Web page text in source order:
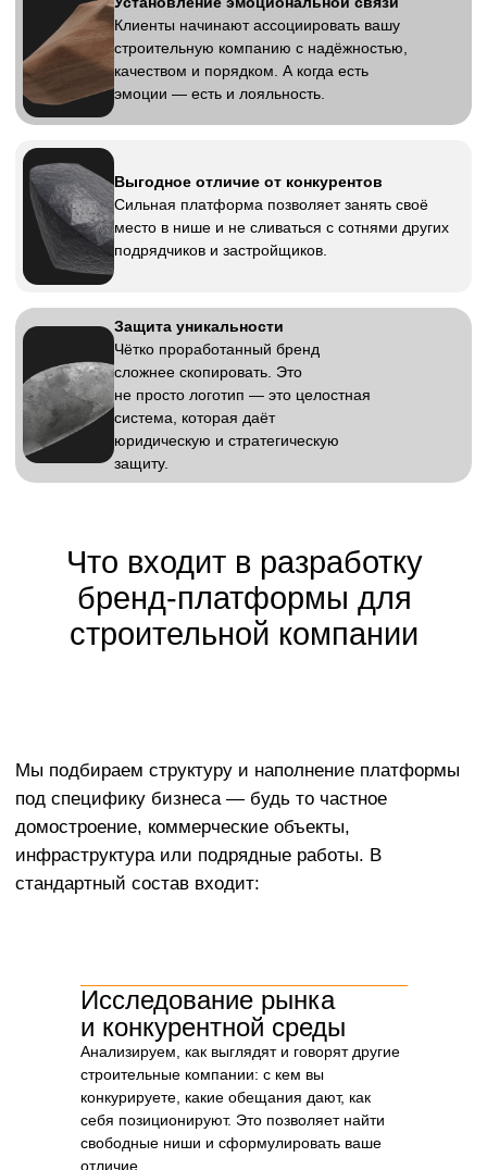
Исследование рынка
и конкурентной среды
Анализируем, как выглядят и говорят другие
строительные компании: с кем вы
конкурируете, какие обещания дают, как
себя позиционируют. Это позволяет найти
свободные ниши и сформулировать ваше
отличие.
Почему важно начинать
со стратегии, а не с дизайна
Дизайн без стратегии — это просто красивая
упаковка. Но в строительстве, где сделки стоят